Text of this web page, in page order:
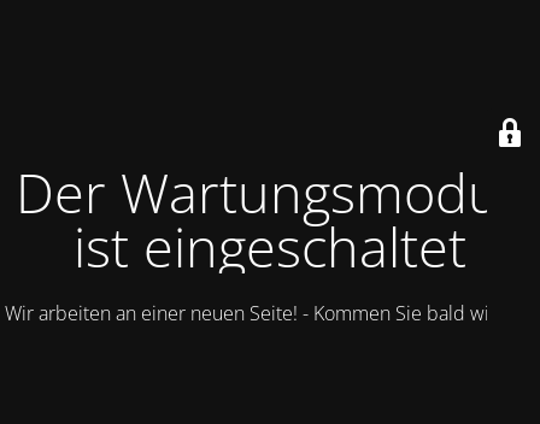
Der Wartungsmodus
ist eingeschaltet
Wir arbeiten an einer neuen Seite! - Kommen Sie bald wieder.